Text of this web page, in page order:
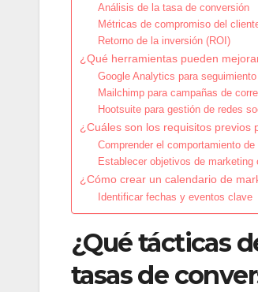
Análisis de la tasa de conversión
Métricas de compromiso del
Retorno de la inversión (ROI)
¿Qué herramientas pueden
Google Analytics para seguimiento
Mailchimp para campañas de
Hootsuite para gestión de redes
¿Cuáles son los requisitos previos
Comprender el comportamiento
Establecer objetivos de marketing
¿Cómo crear un calendario de
Identificar fechas y eventos clave
¿Qué tácticas
tasas de